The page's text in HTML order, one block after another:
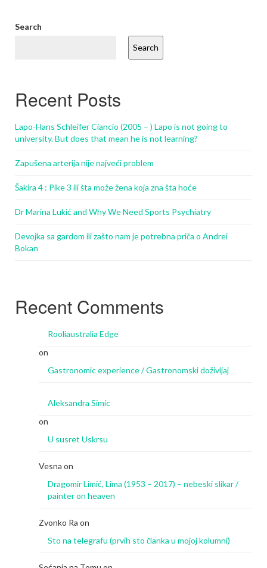
Search
Search
Recent Posts
Lapo-Hans Schleifer Ciancio (2005 – ) Lapo is not going to
university. But does that mean he is not learning?
Zapušena arterija nije najveći problem
Šakira 4 : Pike 3 ili šta može žena koja zna šta hoće
Dr Marina Lukić and Why We Need Sports Psychiatry
Devojka sa gardom ili zašto nam je potrebna priča o Andrei
Bokan
Recent Comments
Rooliaustralia Edge
on
Gastronomic experience / Gastronomski doživljaj
Aleksandra Simic
on
U susret Uskrsu
Vesna on
Dragomir Limić, Lima (1953 – 2017) – nebeski slikar /
painter on heaven
Zvonko Ra on
Sto na telegrafu (prvih sto članka u mojoj kolumni)